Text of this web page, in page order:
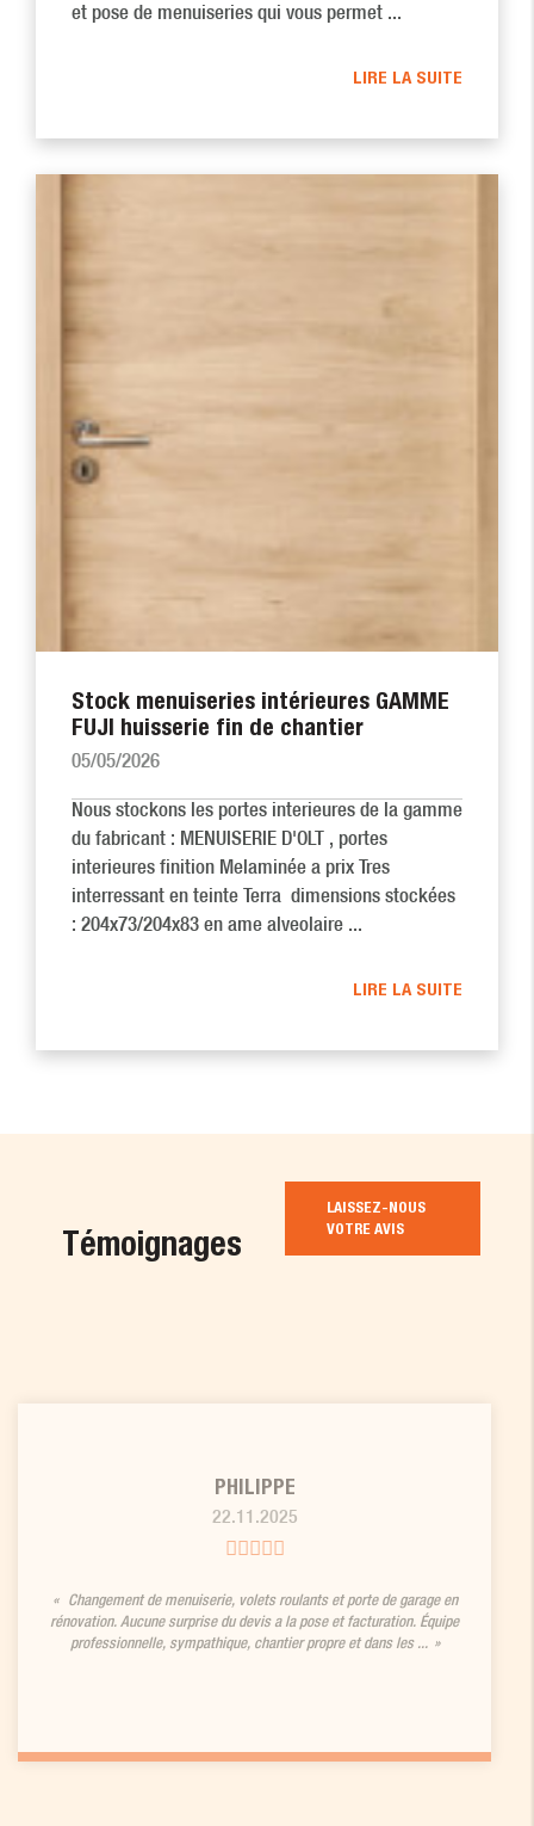
et pose de menuiseries qui vous permet ...
LIRE LA SUITE
Stock menuiseries intérieures GAMME
FUJI huisserie fin de chantier
05/05/2026
Nous stockons les portes interieures de la gamme
du fabricant : MENUISERIE D'OLT , portes
interieures finition Melaminée a prix Tres
interressant en teinte Terra dimensions stockées
: 204x73/204x83 en ame alveolaire ...
LIRE LA SUITE
Témoignages
LAISSEZ-NOUS
VOTRE AVIS
PHILIPPE
22.11.2025
Changement de menuiserie, volets roulants et porte de garage en
rénovation. Aucune surprise du devis a la pose et facturation. Équipe
professionnelle, sympathique, chantier propre et dans les ...